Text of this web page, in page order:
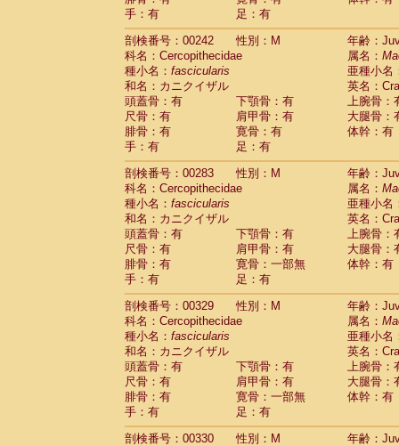
手：有
足：有
剖検番号：00242
性別：M
年齢：
科名：Cercopithecidae
属名：
種小名： fascicularis
亜種小名
和名：カニクイザル
英名：
頭蓋骨：有
下顎骨：有
上腕骨：
尺骨：有
肩甲骨：有
大腿骨：
腓骨：有
寛骨：有
体幹：有
手：有
足：有
剖検番号：00283
性別：M
年齢：
科名：Cercopithecidae
属名：
種小名： fascicularis
亜種小名
和名：カニクイザル
英名：
頭蓋骨：有
下顎骨：有
上腕骨：
尺骨：有
肩甲骨：有
大腿骨：
腓骨：有
寛骨：一部無
体幹：有
手：有
足：有
剖検番号：00329
性別：M
年齢：
科名：Cercopithecidae
属名：
種小名： fascicularis
亜種小名
和名：カニクイザル
英名：
頭蓋骨：有
下顎骨：有
上腕骨：
尺骨：有
肩甲骨：有
大腿骨：
腓骨：有
寛骨：一部無
体幹：有
手：有
足：有
剖検番号：00330
性別：M
年齢：